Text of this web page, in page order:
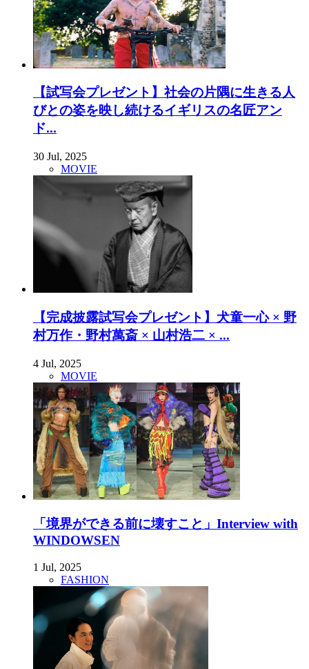
【試写会プレゼント】社会の片隅に生きる人
びとの姿を映し続けるイギリスの名匠アン
ド...
30 Jul, 2025
MOVIE
【完成披露試写会プレゼント】犬童一心 × 野
村万作・野村萬斎 × 山村浩二 × ...
4 Jul, 2025
MOVIE
「境界ができる前に壊すこと」Interview with
WINDOWSEN
1 Jul, 2025
FASHION